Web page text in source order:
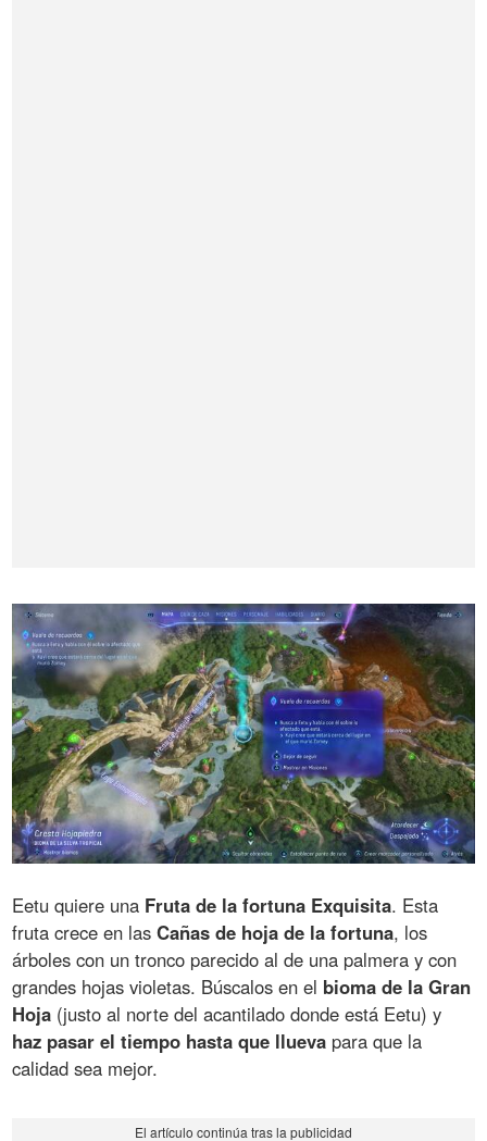
Eetu quiere una Fruta de la fortuna Exquisita. Esta
fruta crece en lasCañas de hoja de la fortuna, los
árboles con un tronco parecido al de una palmera y con
grandes hojas violetas. Búscalos en el bioma de la Gran
Hoja (justo al norte del acantilado donde está Eetu) y
haz pasar el tiempo hasta que llueva para que la
calidad sea mejor.